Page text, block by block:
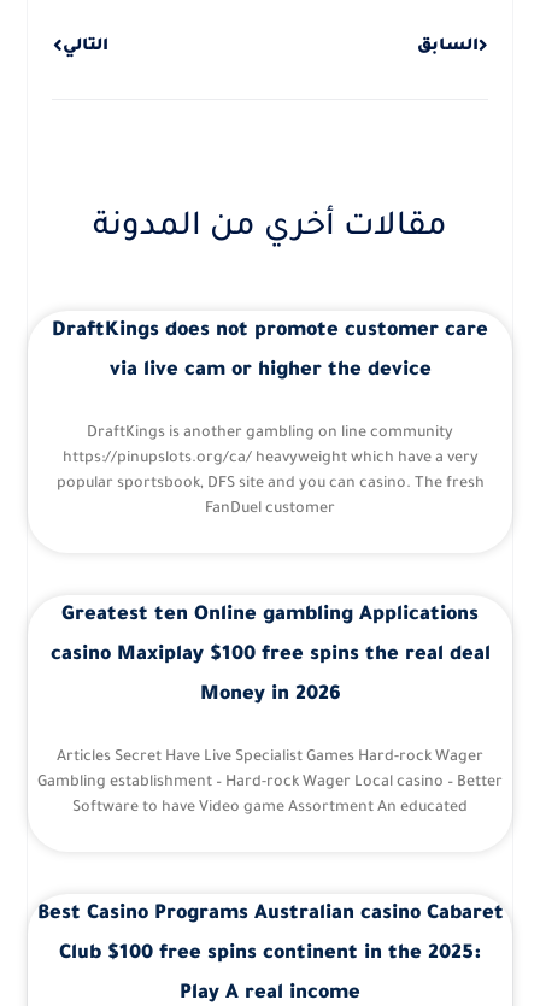
السابق التالي
مقالات أخري من المدونة
DraftKings does not promote customer care
via live cam or higher the device
DraftKings is another gambling on line community
https://pinupslots.org/ca/ heavyweight which have a very
popular sportsbook, DFS site and you can casino. The fresh
FanDuel customer
Greatest ten Online gambling Applications
casino Maxiplay $100 free spins the real deal
Money in 2026
Articles Secret Have Live Specialist Games Hard-rock Wager
Gambling establishment – Hard-rock Wager Local casino – Better
Software to have Video game Assortment An educated
Best Casino Programs Australian casino Cabaret
Club $100 free spins continent in the 2025:
Play A real income